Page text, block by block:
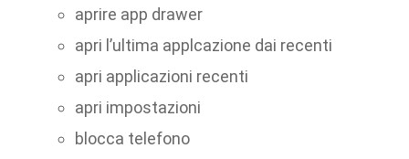
aprire app drawer
apri l’ultima applcazione dai recenti
apri applicazioni recenti
apri impostazioni
blocca telefono